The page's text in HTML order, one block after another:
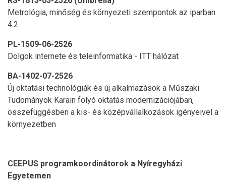
Metrológia, minőség és környezeti szempontok az iparban
4.2
PL-1509-06-2526
Dolgok internete és teleinformatika - ITT hálózat
BA-1402-07-2526
Új oktatási technológiák és új alkalmazások a Műszaki
Tudományok Karain folyó oktatás modernizációjában,
összefüggésben a kis- és középvállalkozások igényeivel a
környezetben
CEEPUS programkoordinátorok a Nyíregyházi
Egyetemen